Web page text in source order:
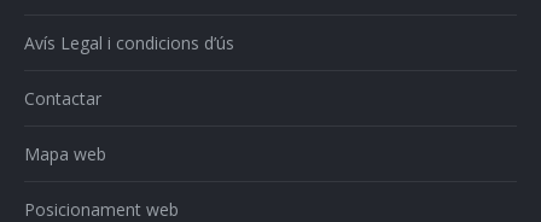
Avís Legal i condicions d’ús
Contactar
Mapa web
Posicionament web